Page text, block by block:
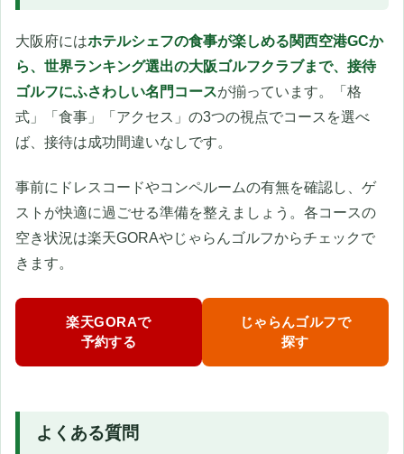
大阪府にはホテルシェフの食事が楽しめる関西空港GCか
ら、世界ランキング選出の大阪ゴルフクラブまで、接待
ゴルフにふさわしい名門コースが揃っています。「格
式」「食事」「アクセス」の3つの視点でコースを選べ
ば、接待は成功間違いなしです。
事前にドレスコードやコンペルームの有無を確認し、ゲ
ストが快適に過ごせる準備を整えましょう。各コースの
空き状況は楽天GORAやじゃらんゴルフからチェックで
きます。
楽天GORAで
予約する
じゃらんゴルフで
探す
よくある質問